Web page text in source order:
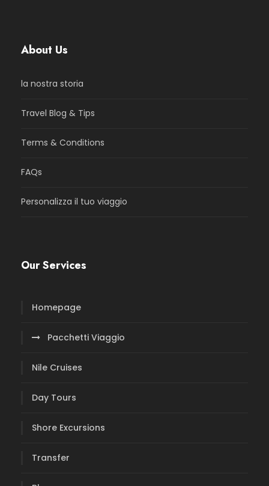
About Us
la nostra storia
Travel Blog & Tips
Terms & Conditions
FAQs
Personalizza il tuo viaggio
Our Services
Homepage
Pacchetti Viaggio
Nile Cruises
Day Tours
Shore Excursions
Transfer